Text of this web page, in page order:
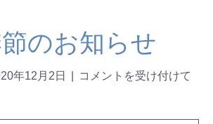
のお知らせ
年12月2日
コメントを受け付けて